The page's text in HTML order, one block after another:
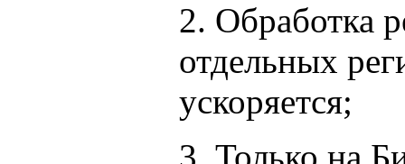
2. Обработка
отдельных
ускоряется;